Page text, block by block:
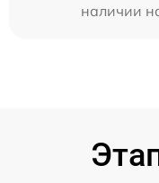
наличии